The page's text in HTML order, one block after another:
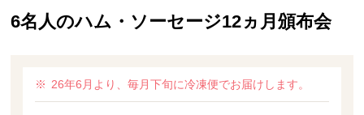
6名人のハム・ソーセージ12ヵ月頒布会
26年6月より、毎月下旬に冷凍便でお届けします。